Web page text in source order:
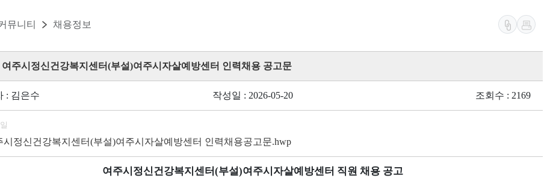
뮤니티 채용정보
주시정신건강복지센터(부설)여주시자살예방센터 인력채용 공고문
: 김은수 작성일 : 2026-05-20 조회수 : 2169
시정신건강복지센터(부설)여주시자살예방센터 인력채용공고문.hwp
여주시정신건강복지센터 (부설)여주시자살예방센터 직원 채용 공고